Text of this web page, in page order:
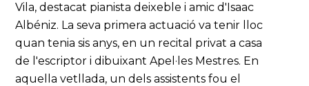
Vila, destacat pianista deixeble i amic d'Isaac
Albéniz. La seva primera actuació va tenir lloc
quan tenia sis anys, en un recital privat a casa
de l'escriptor i dibuixant Apel·les Mestres. En
aquella vetllada, un dels assistents fou el